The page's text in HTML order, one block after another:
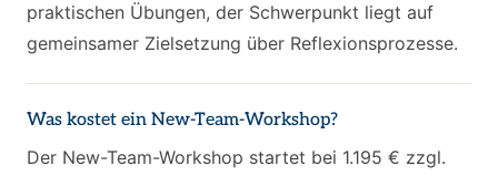
praktischen Übungen, der Schwerpunkt liegt auf
gemeinsamer Zielsetzung über Reflexionsprozesse.
Was kostet ein New-Team-Workshop?
Der New-Team-Workshop startet bei 1.195 € zzgl.